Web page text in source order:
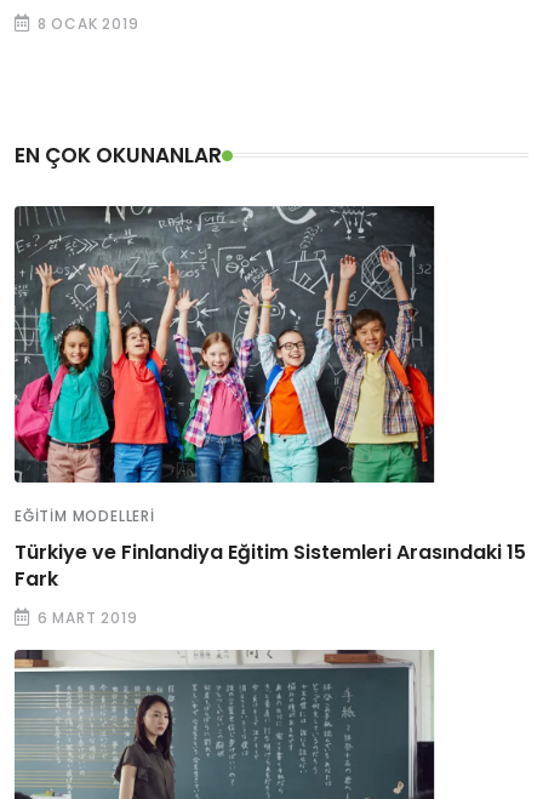
8 OCAK 2019
EN ÇOK OKUNANLAR
EĞITIM MODELLERI
Türkiye ve Finlandiya Eğitim Sistemleri Arasındaki 15
Fark
6 MART 2019